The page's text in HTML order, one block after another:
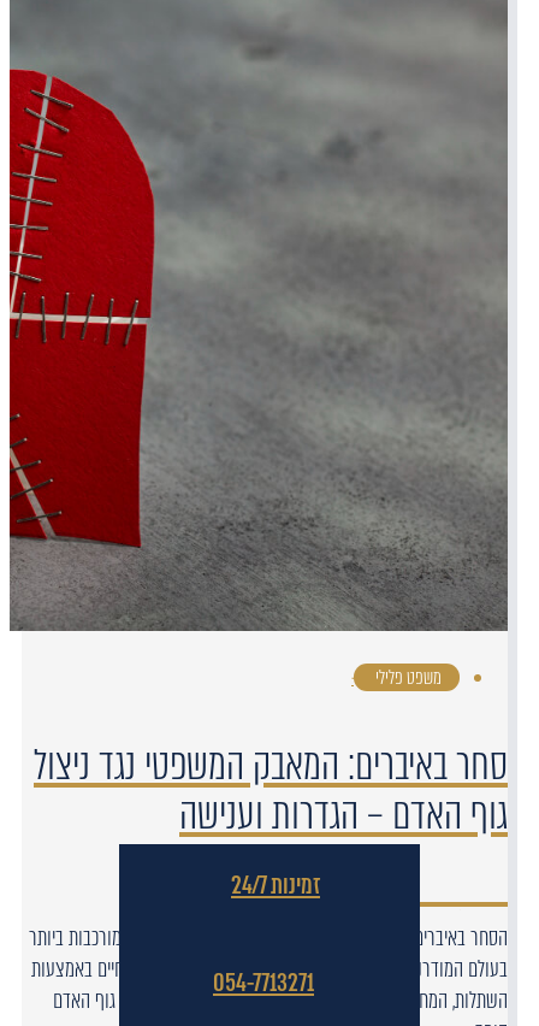
משפט פלילי ·
סחר באיברים: המאבק המשפטי נגד ניצול
גוף האדם – הגדרות וענישה
הסחר באיברים נחשב לאחת הסוגיות המוסריות והמשפטיות המורכבות ביותר
בעולם המודרני. בעוד שהרפואה המתקדמת מאפשרת להציל חיים באמצעות
השתלות, המחסור התמידי באיברים יצר שוק שחור גלובלי שבו גוף האדם
זמינות 24/7
054-7713271